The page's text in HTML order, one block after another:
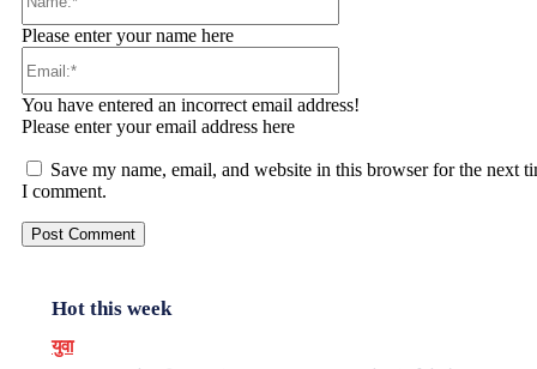
Please enter your name here
You have entered an incorrect email address!
Please enter your email address here
Save my name, email, and website in this browser for the next
I comment.
Hot this week
युवा